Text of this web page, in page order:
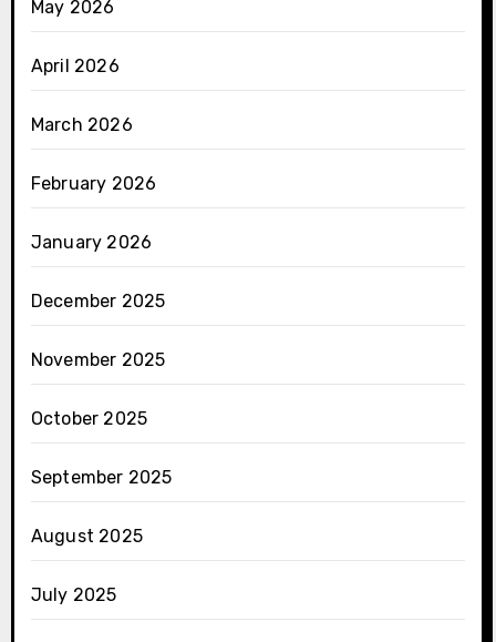
May 2026
April 2026
March 2026
February 2026
January 2026
December 2025
November 2025
October 2025
September 2025
August 2025
July 2025